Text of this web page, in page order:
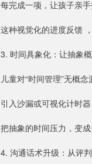
每完成一项，让孩子亲手
这种视觉化的进度反馈
3. 时间具象化：让抽象
儿童对“时间管理”无概念
引入沙漏或可视化计时器
把抽象的时间压力，变
4. 沟通话术升级：从评